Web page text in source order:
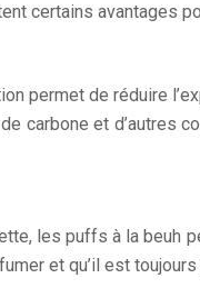
certains avantages
permet de réduire
carbone et d’autres
les puffs à la
et qu’il est